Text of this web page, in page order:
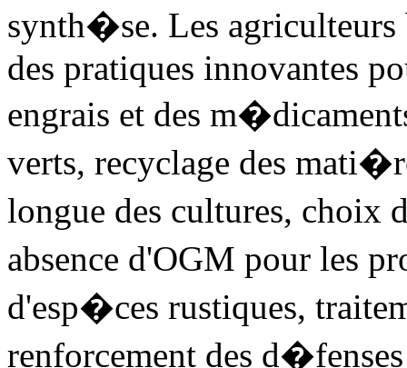
synth�se. Les
des pratiques innovantes
engrais et des
verts, recyclage des
longue des cultures,
absence d'OGM pour les
d'esp�ces rustiques,
renforcement des